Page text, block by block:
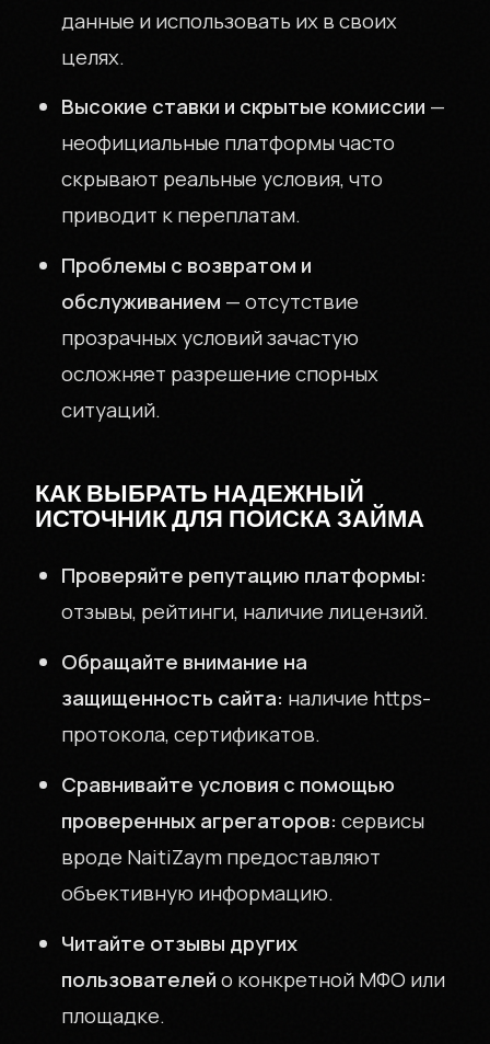
ЗАЙМЫ БЕЗ
СЮРПРИЗОВ
+7 (999) 000-00-00
данные и использовать их в своих
целях.
Высокие ставки и скрытые комиссии —
неофициальные платформы часто
скрывают реальные условия, что
приводит к переплатам.
Проблемы с возвратом и
обслуживанием — отсутствие
прозрачных условий зачастую
осложняет разрешение спорных
ситуаций.
КАК ВЫБРАТЬ НАДЕЖНЫЙ
ИСТОЧНИК ДЛЯ ПОИСКА ЗАЙМА
Проверяйте репутацию платформы:
отзывы, рейтинги, наличие лицензий.
Обращайте внимание на
защищенность сайта: наличие https-
протокола, сертификатов.
Сравнивайте условия с помощью
проверенных агрегаторов: сервисы
вроде NaitiZaym предоставляют
объективную информацию.
Читайте отзывы других
пользователейо конкретной МФО или
площадке.